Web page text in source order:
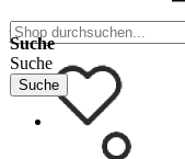
Navigation umschalten
Suche
Suche
Suche